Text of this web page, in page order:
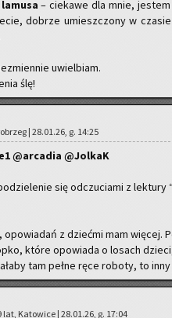
– cie­ka­we dla mnie,
do­brze umiesz­czo­ny w
uwiel­biam.
ślę!
| 28.01.26, g. 14:25
@ar­ca­dia @Jol­kaK
się od­czu­cia­mi z lek­tu­ry
opo­wia­dań z dzieć­mi mam wię­cej.
które opo­wia­da o lo­sach
tam pełne ręce ro­bo­ty, to
Ka­to­wi­ce | 28.01.26, g. 17:04